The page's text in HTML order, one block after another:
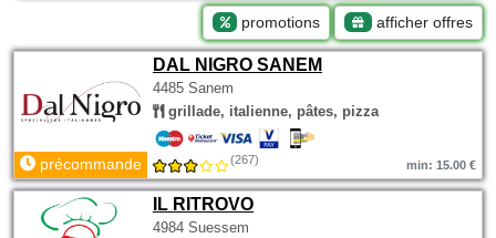
promotions afficher offres
DAL NIGRO SANEM
4485 Sanem
grillade, italienne, pâtes, pizza
précommande (267) min: 15.00 €
IL RITROVO
4984 Suessem